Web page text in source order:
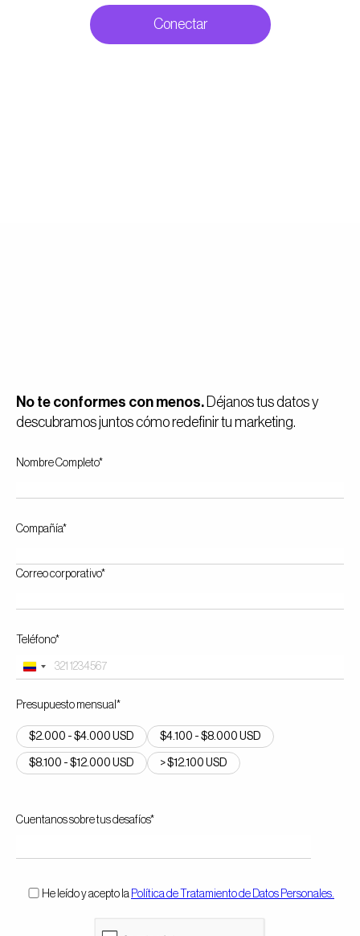
Conectar
No te conformes con menos. Déjanos tus datos y
descubramos juntos cómo redefinir tu marketing.
Nombre Completo*
Compañía*
Correo corporativo*
Teléfono*
Colombia
Presupuesto mensual*
$2.000 - $4.000 USD $4.100 - $8.000 USD
$8.100 - $12.000 USD > $12.100 USD
Cuentanos sobre tus desafíos*
He leído y acepto la Política de Tratamiento de Datos Personales.